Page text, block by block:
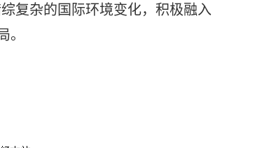
复杂的国际环境变化，积极融入
。